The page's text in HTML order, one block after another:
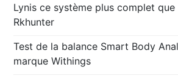
Lynis ce système plus complet que
Rkhunter
Test de la balance Smart Body
marque Withings